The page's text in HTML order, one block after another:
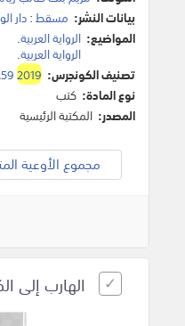
بيانات النشر: مسقط:دار
المواضيع: الرواية العربية.
الرواية العربية.
تصنيف الكونجرس: 2019
نوع المادة: كتب
المصدر: المكتبة الرئيسية
مجموع الأوعية
الهارب إلى